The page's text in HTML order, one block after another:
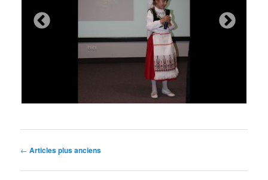
Navigation
articles
← Articles plus anciens